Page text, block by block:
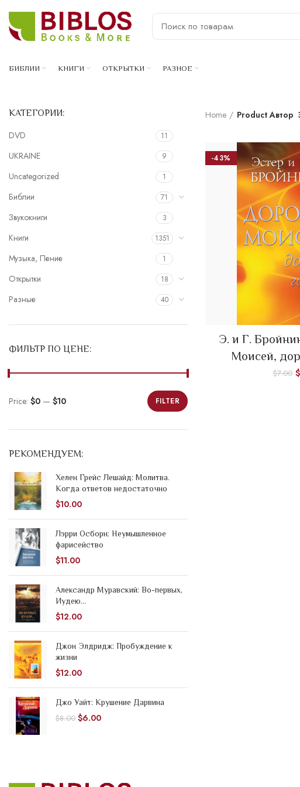
БИБЛИИ КНИГИ ОТКРЫТКИ РАЗНОЕ
КАТЕГОРИИ:
DVD 11
UKRAINE 9
Uncategorized 1
Библии 71
Звукокниги 3
Книги 1351
Музыка, Пение 1
Открытки 18
Разные 40
ФИЛЬТР ПО ЦЕНЕ:
FILTER
Price: $0 — $10
РЕКОМЕНДУЕМ:
Хелен Грейс Лешайд: Молитва.
Когда ответов недостаточно
$10.00
Лэрри Осборн: Неумышленное
фарисейство
$11.00
Александр Муравский: Во-первых,
Иудею...
$12.00
Джон Элдридж: Пробуждение к
жизни
$12.00
Джо Уайт: Крушение Дарвина
$8.00 $6.00
Home Product Автор
-43%
ADD
Э. и Г.
Моисей,
$7.00 $